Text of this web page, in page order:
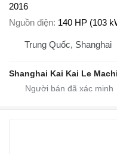
2016
Nguồn điện 140 HP (103
Trung Quốc, Shanghai
Shanghai Kai Kai Le